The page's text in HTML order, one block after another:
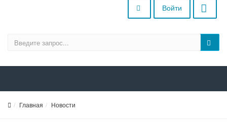
Войти
Главная Новости